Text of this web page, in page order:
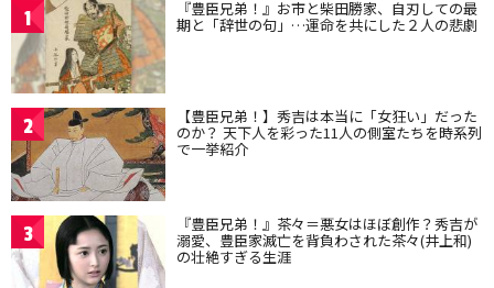
1 『豊臣兄弟！』お市と柴田勝家、自刃しての最
期と「辞世の句」…運命を共にした２人の悲劇
2 【豊臣兄弟！】秀吉は本当に「女狂い」だった
のか？ 天下人を彩った11人の側室たちを時系列
で一挙紹介
3 『豊臣兄弟！』茶々＝悪女はほぼ創作？秀吉が
溺愛、豊臣家滅亡を背負わされた茶々(井上和)
の壮絶すぎる生涯